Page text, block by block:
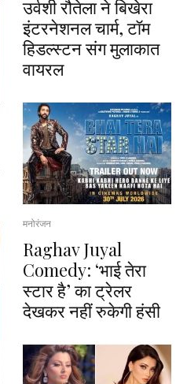
उर्वशी रौतेला ने बिखेरा
इंटरनेशनल चार्म, टॉम
हिडल्स्टन संग मुलाकात
वायरल
मनोरंजन
Raghav Juyal
Comedy: ‘भाई तेरा
स्टार है’ का ट्रेलर
देखकर नहीं रुकेगी हंसी